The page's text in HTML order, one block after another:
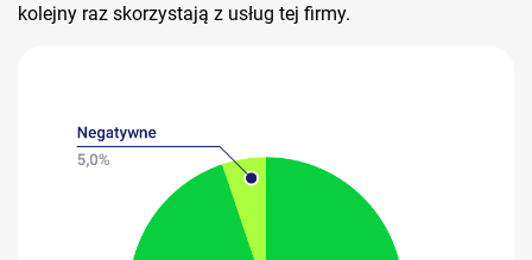
kolejny raz skorzystają z usług tej firmy.